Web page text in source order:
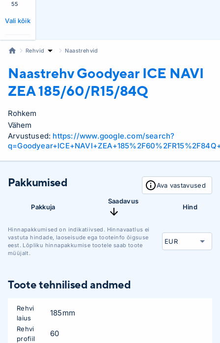
55
Vali kõik
Rehvid Naastrehvid
Naastrehv Goodyear ICE NAVI
ZEA 185/60/R15/84Q
Rohkem
Vähem
Arvustused: https://www.google.com/search?
Pakkumised Ava vastavused
Pakkuja
Saadavus
Hind
Hinnapakkumised on indikatiivsed. Hinnavaatlus ei
vastuta hindade, laoseisude ega tooteinfo õigsuse
eest. Lõpliku hinnapakkumise tootele saab toote
müüjalt.
Toote tehnilised andmed
Rehvi
laius
185mm
Rehvi
profiil
60